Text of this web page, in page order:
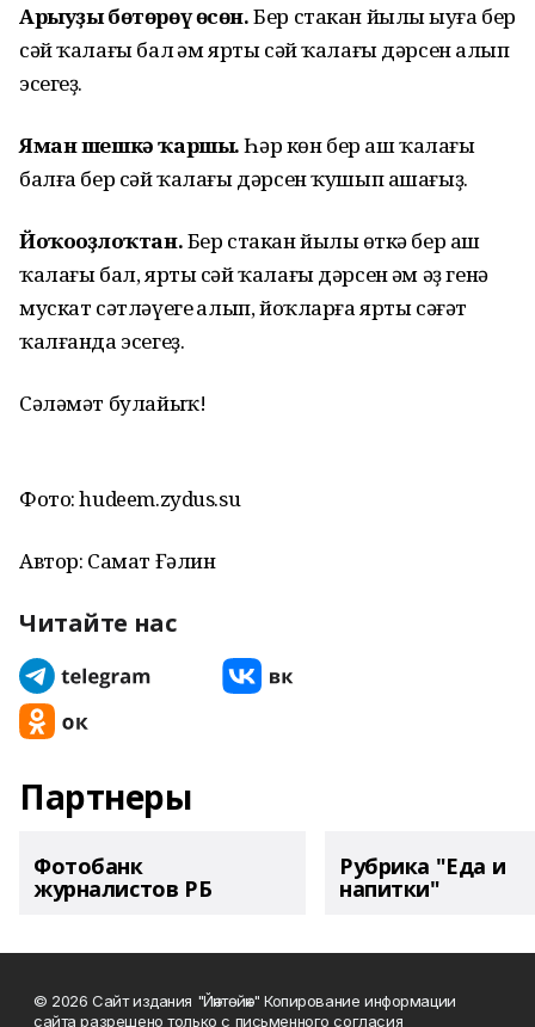
Арыуҙы бөтөрөү өсөн.Бер стакан йылы һыуға бер
сәй ҡалағы бал һәм ярты сәй ҡалағы дәрсен һалып
эсегеҙ.
Яман шешкә ҡаршы.Һәр көн бер аш ҡалағы
балға бер сәй ҡалағы дәрсен ҡушып ашағыҙ.
Йоҡоһоҙлоҡтан.Бер стакан йылы һөткә бер аш
ҡалағы бал, ярты сәй ҡалағы дәрсен һәм әҙ генә
мускат сәтләүеге һалып, йоҡларға ярты сәғәт
ҡалғанда эсегеҙ.
Сәләмәт булайыҡ!
Фото: hudeem.zydus.su
Автор: Самат Ғәлин
Читайте нас
Партнеры
Фотобанк
журналистов РБ
Рубрика "Еда и
напитки"
© 2026 Сайт издания "Йәнтөйәк" Копирование информации
сайта разрешено только с письменного согласия